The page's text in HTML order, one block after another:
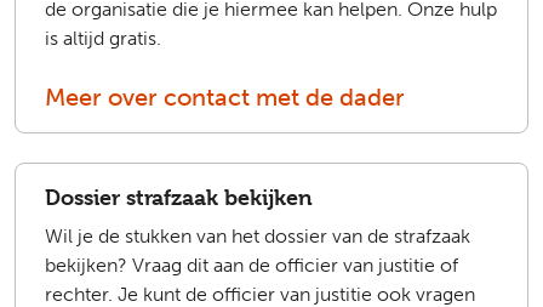
de organisatie die je hiermee kan helpen. Onze hulp
is altijd gratis.
Meer over contact met de dader
Dossier strafzaak bekijken
Wil je de stukken van het dossier van de strafzaak
bekijken? Vraag dit aan de officier van justitie of
rechter. Je kunt de officier van justitie ook vragen